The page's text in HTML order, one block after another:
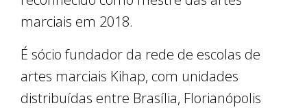
marciais em 2018.
É sócio fundador da rede de escolas de
artes marciais Kihap, com unidades
distribuídas entre Brasília, Florianópolis